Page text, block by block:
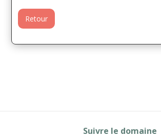
Retour
Suivre le domaine